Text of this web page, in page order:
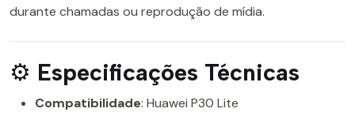
durante chamadas ou reprodução de mídia.
⚙️ Especificações Técnicas
Compatibilidade: Huawei P30 Lite